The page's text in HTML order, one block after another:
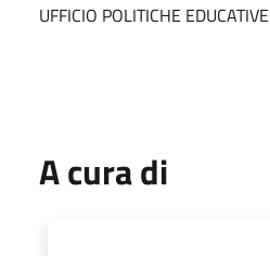
UFFICIO POLITICHE EDUCATIVE
A cura di